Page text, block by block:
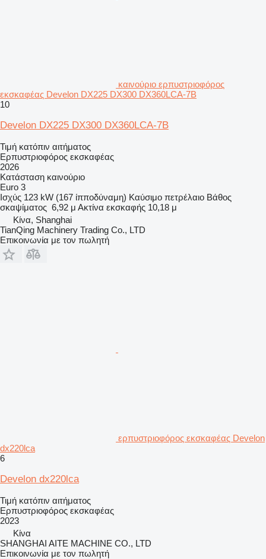
καινούριο ερπυστριοφόρος
εκσκαφέας Develon DX225 DX300 DX360LCA-7B
10
Develon DX225 DX300 DX360LCA-7B
Τιμή κατόπιν αιτήματος
Ερπυστριοφόρος εκσκαφέας
2026
Κατάσταση καινούριο
Euro 3
Ισχύς 123 kW (167 ίπποδύναμη) Καύσιμο πετρέλαιο Βάθος
σκαψίματος 6,92 μ Ακτίνα εκσκαφής 10,18 μ
Κίνα, Shanghai
TianQing Machinery Trading Co., LTD
Επικοινωνία με τον πωλητή
ερπυστριοφόρος εκσκαφέας Develon
dx220lca
6
Develon dx220lca
Τιμή κατόπιν αιτήματος
Ερπυστριοφόρος εκσκαφέας
2023
Κίνα
SHANGHAI AITE MACHINE CO., LTD
Επικοινωνία με τον πωλητή